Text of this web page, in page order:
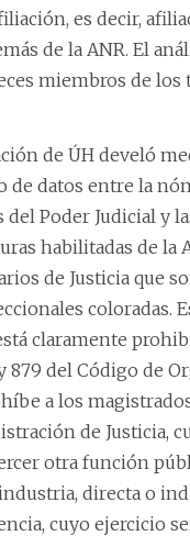
es decir,
de la ANR. El
miembros de los
de ÚH develó
de datos entre la
del Poder Judicial y
habilitadas de la
de Justicia que
coloradas.
claramente
879 del Código de
a los
de Justicia,
otra función
directa o
cuyo ejercicio